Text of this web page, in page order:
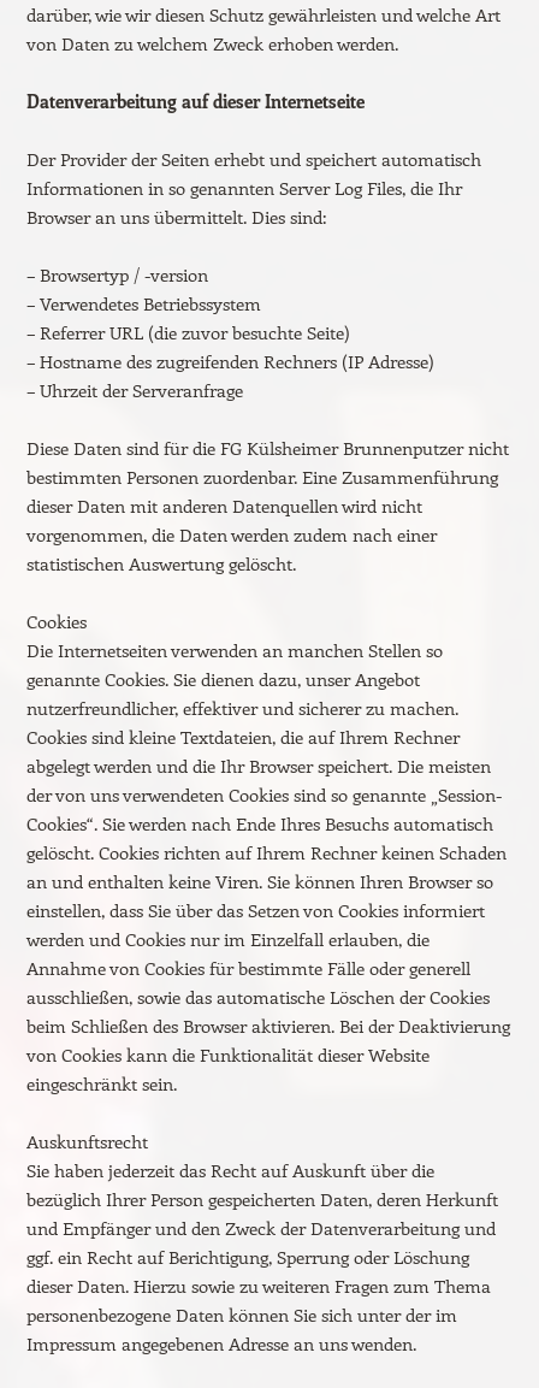
darüber, wie wir diesen Schutz gewährleisten und welche Art
von Daten zu welchem Zweck erhoben werden.
Datenverarbeitung auf dieser Internetseite
Der Provider der Seiten erhebt und speichert automatisch
Informationen in so genannten Server Log Files, die Ihr
Browser an uns übermittelt. Dies sind:
– Browsertyp / -version
– Verwendetes Betriebssystem
– Referrer URL (die zuvor besuchte Seite)
– Hostname des zugreifenden Rechners (IP Adresse)
– Uhrzeit der Serveranfrage
Diese Daten sind für die FG Külsheimer Brunnenputzer nicht
bestimmten Personen zuordenbar. Eine Zusammenführung
dieser Daten mit anderen Datenquellen wird nicht
vorgenommen, die Daten werden zudem nach einer
statistischen Auswertung gelöscht.
Cookies
Die Internetseiten verwenden an manchen Stellen so
genannte Cookies. Sie dienen dazu, unser Angebot
nutzerfreundlicher, effektiver und sicherer zu machen.
Cookies sind kleine Textdateien, die auf Ihrem Rechner
abgelegt werden und die Ihr Browser speichert. Die meisten
der von uns verwendeten Cookies sind so genannte „Session-
Cookies“. Sie werden nach Ende Ihres Besuchs automatisch
gelöscht. Cookies richten auf Ihrem Rechner keinen Schaden
an und enthalten keine Viren. Sie können Ihren Browser so
einstellen, dass Sie über das Setzen von Cookies informiert
werden und Cookies nur im Einzelfall erlauben, die
Annahme von Cookies für bestimmte Fälle oder generell
ausschließen, sowie das automatische Löschen der Cookies
beim Schließen des Browser aktivieren. Bei der Deaktivierung
von Cookies kann die Funktionalität dieser Website
eingeschränkt sein.
Auskunftsrecht
Sie haben jederzeit das Recht auf Auskunft über die
bezüglich Ihrer Person gespeicherten Daten, deren Herkunft
und Empfänger und den Zweck der Datenverarbeitung und
ggf. ein Recht auf Berichtigung, Sperrung oder Löschung
dieser Daten. Hierzu sowie zu weiteren Fragen zum Thema
personenbezogene Daten können Sie sich unter der im
Impressum angegebenen Adresse an uns wenden.